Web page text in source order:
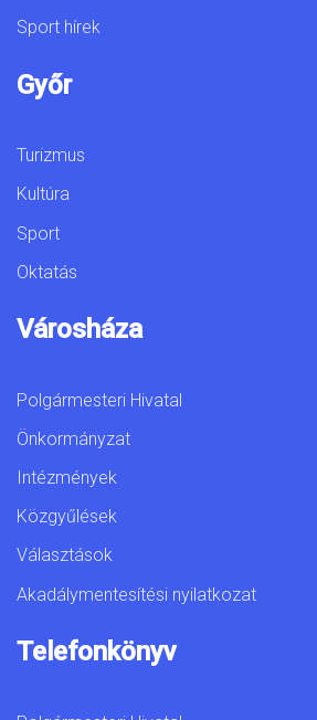
Sport hírek
Győr
Turizmus
Kultúra
Sport
Oktatás
Városháza
Polgármesteri Hivatal
Önkormányzat
Intézmények
Közgyűlések
Választások
Akadálymentesítési nyilatkozat
Telefonkönyv